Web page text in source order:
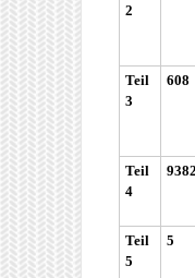
2
Teil
3
608
Teil
4
Teil
5
5